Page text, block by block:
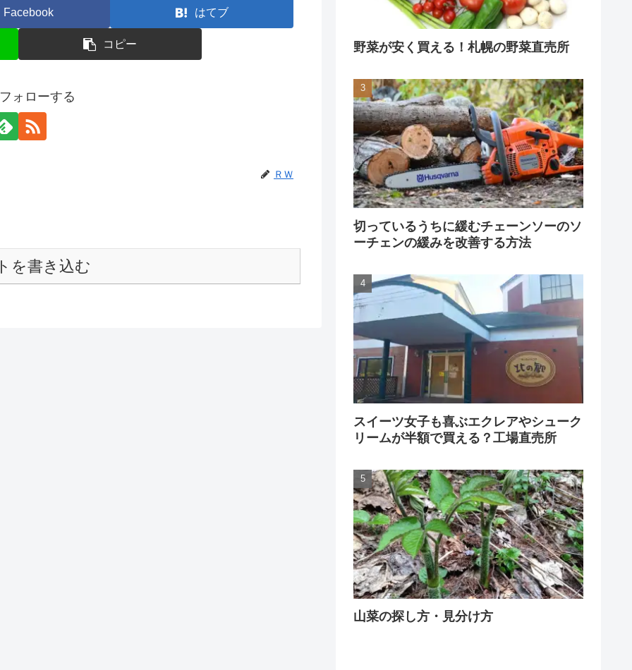
Facebook はてブ
コピー
ォローする
ＲＷ
を書き込む
野菜が安く買える！札幌の野菜直売所
切っているうちに緩むチェーンソーのソ
ーチェンの緩みを改善する方法
スイーツ女子も喜ぶエクレアやシューク
リームが半額で買える？工場直売所
山菜の探し方・見分け方